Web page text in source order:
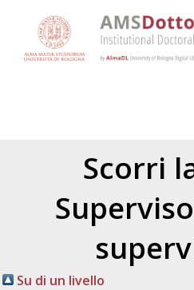
Scorri
Su di un livello